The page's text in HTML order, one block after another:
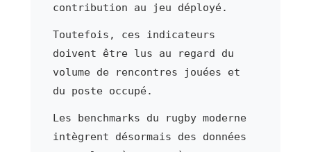
contribution au jeu déployé.
Toutefois, ces indicateurs
doivent être lus au regard du
volume de rencontres jouées et
du poste occupé.
Les benchmarks du rugby moderne
intègrent désormais des données